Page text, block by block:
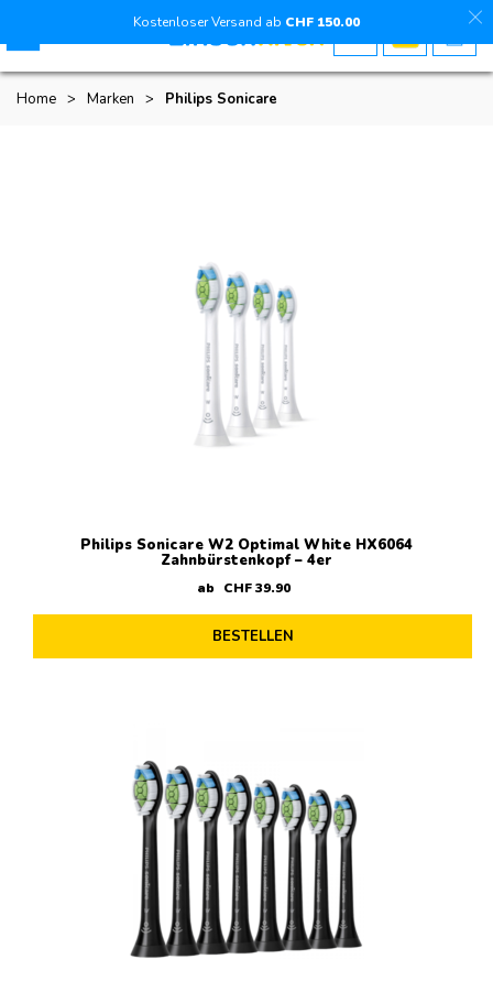
Home > Marken > Philips Sonicare
Philips Sonicare W2 Optimal White HX6064
Zahnbürstenkopf – 4er
ab CHF39.90
BESTELLEN
Kostenloser Versand ab CHF 150.00